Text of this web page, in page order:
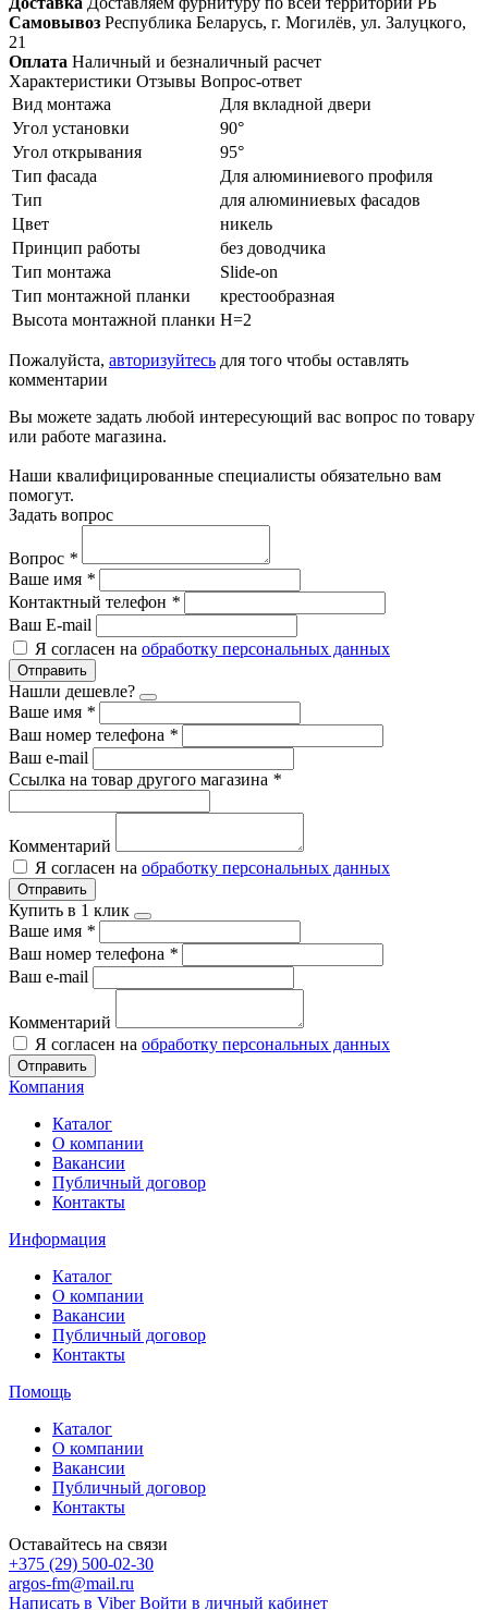
Самовывоз Республика Беларусь, г. Могилёв, ул. Залуцкого,
21
Оплата Наличный и безналичный расчет
Характеристики Отзывы Вопрос-ответ
Вид монтажа
Для вкладной двери
Угол установки
90°
Угол открывания
95°
Тип фасада
Для алюминиевого профиля
Тип
для алюминиевых фасадов
Цвет
никель
Принцип работы
без доводчика
Тип монтажа
Slide-on
Тип монтажной планки
крестообразная
Высота монтажной планки H=2
Пожалуйста, авторизуйтесь для того чтобы оставлять
комментарии
Вы можете задать любой интересующий вас вопрос по товару
или работе магазина.
Наши квалифицированные специалисты обязательно вам
помогут.
Задать вопрос
Вопрос *
Ваше имя *
Контактный телефон *
Ваш E-mail
Я согласен на обработку персональных данных
Отправить
Нашли дешевле?
Ваше имя *
Ваш номер телефона *
Ваш e-mail
Ссылка на товар другого магазина *
Комментарий
Я согласен на обработку персональных данных
Отправить
Купить в 1 клик
Ваше имя *
Ваш номер телефона *
Ваш e-mail
Комментарий
Я согласен на обработку персональных данных
Отправить
Компания
Каталог
О компании
Вакансии
Публичный договор
Контакты
Информация
Каталог
О компании
Вакансии
Публичный договор
Контакты
Помощь
Каталог
О компании
Вакансии
Публичный договор
Контакты
Оставайтесь на связи
+375 (29) 500-02-30
argos-fm@mail.ru
Написать в Viber Войти в личный кабинет